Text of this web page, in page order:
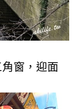
角窗，迎面